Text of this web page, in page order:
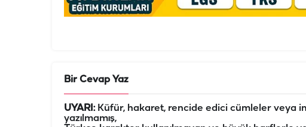
Bir Cevap Yaz
UYARI:Küfür, hakaret, rencide edici cümleler veya
yazılmamış,